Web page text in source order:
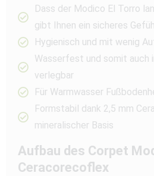
Dass der Modico El Torro
gibt Ihnen ein sicheres Gefühl
Hygienisch und mit wenig
Wasserfest und somit auch
verlegbar
Für Warmwasser
Formstabil dank 2,5 mm
mineralischer Basis
Aufbau des Corpet
Ceracorecoflex